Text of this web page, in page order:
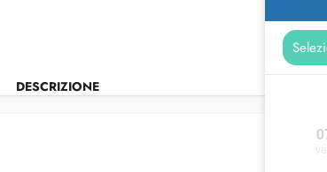
DESCRIZIONE